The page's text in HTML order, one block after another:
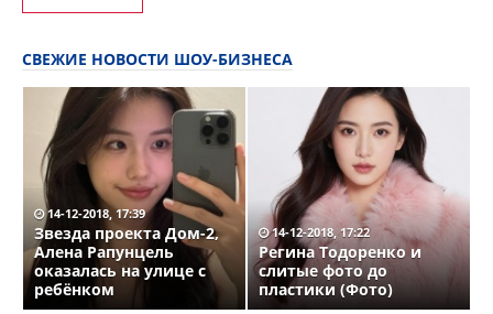
СВЕЖИЕ НОВОСТИ ШОУ-БИЗНЕСА
14-12-2018, 17:39
Звезда проекта Дом-2,
Алена Рапунцель
оказалась на улице с
ребёнком
14-12-2018, 17:22
Регина Тодоренко и
слитые фото до
пластики (Фото)